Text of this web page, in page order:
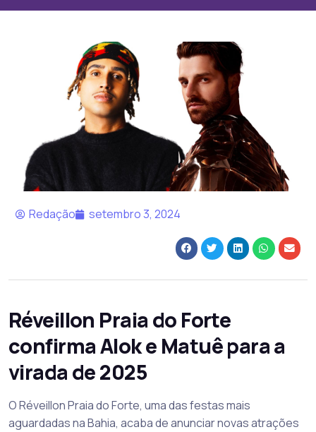
Redação setembro 3, 2024
Réveillon Praia do Forte
confirma Alok e Matuê para a
virada de 2025
O Réveillon Praia do Forte, uma das festas mais
aguardadas na Bahia, acaba de anunciar novas atrações